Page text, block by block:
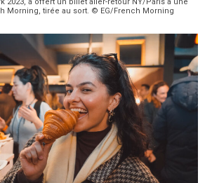
Morning, tirée au sort. © EG/French Morning